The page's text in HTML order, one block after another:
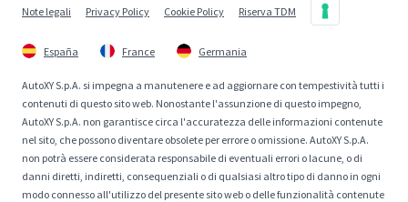
Note legali Privacy Policy Cookie Policy Riserva TDM
España France Germania
AutoXY S.p.A. si impegna a manutenere e ad aggiornare con tempestività tutti i
contenuti di questo sito web. Nonostante l'assunzione di questo impegno,
AutoXY S.p.A. non garantisce circa l'accuratezza delle informazioni contenute
nel sito, che possono diventare obsolete per errore o omissione. AutoXY S.p.A.
non potrà essere considerata responsabile di eventuali errori o lacune, o di
danni diretti, indiretti, consequenziali o di qualsiasi altro tipo di danno in ogni
modo connesso all'utilizzo del presente sito web o delle funzionalità contenute